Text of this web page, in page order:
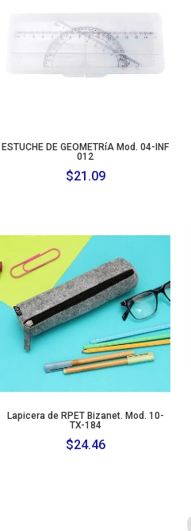
ESTUCHE DE GEOMETRíA Mod. 04-INF
012
$21.09
Lapicera de RPET Bizanet. Mod. 10-
TX-184
$24.46